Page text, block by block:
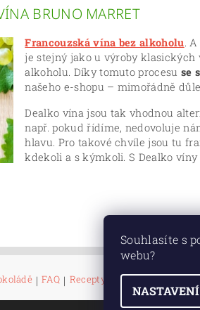
BRUNO MARRET
Francouzská vína bez alkoholu.
je stejný jako u výroby klasických
alkoholu. Díky tomuto procesuse
našeho e-shopu – mimořádně
Dealko vína jsou tak vhodnou
např. pokud řídíme, nedovoluje
hlavu. Pro takové chvíle jsou tu
kdekoli a s kýmkoli. S Dealko
| FAQ | Recepty Kontakty | Napište
Souhlasíte s
webu?
NASTAVENÍ